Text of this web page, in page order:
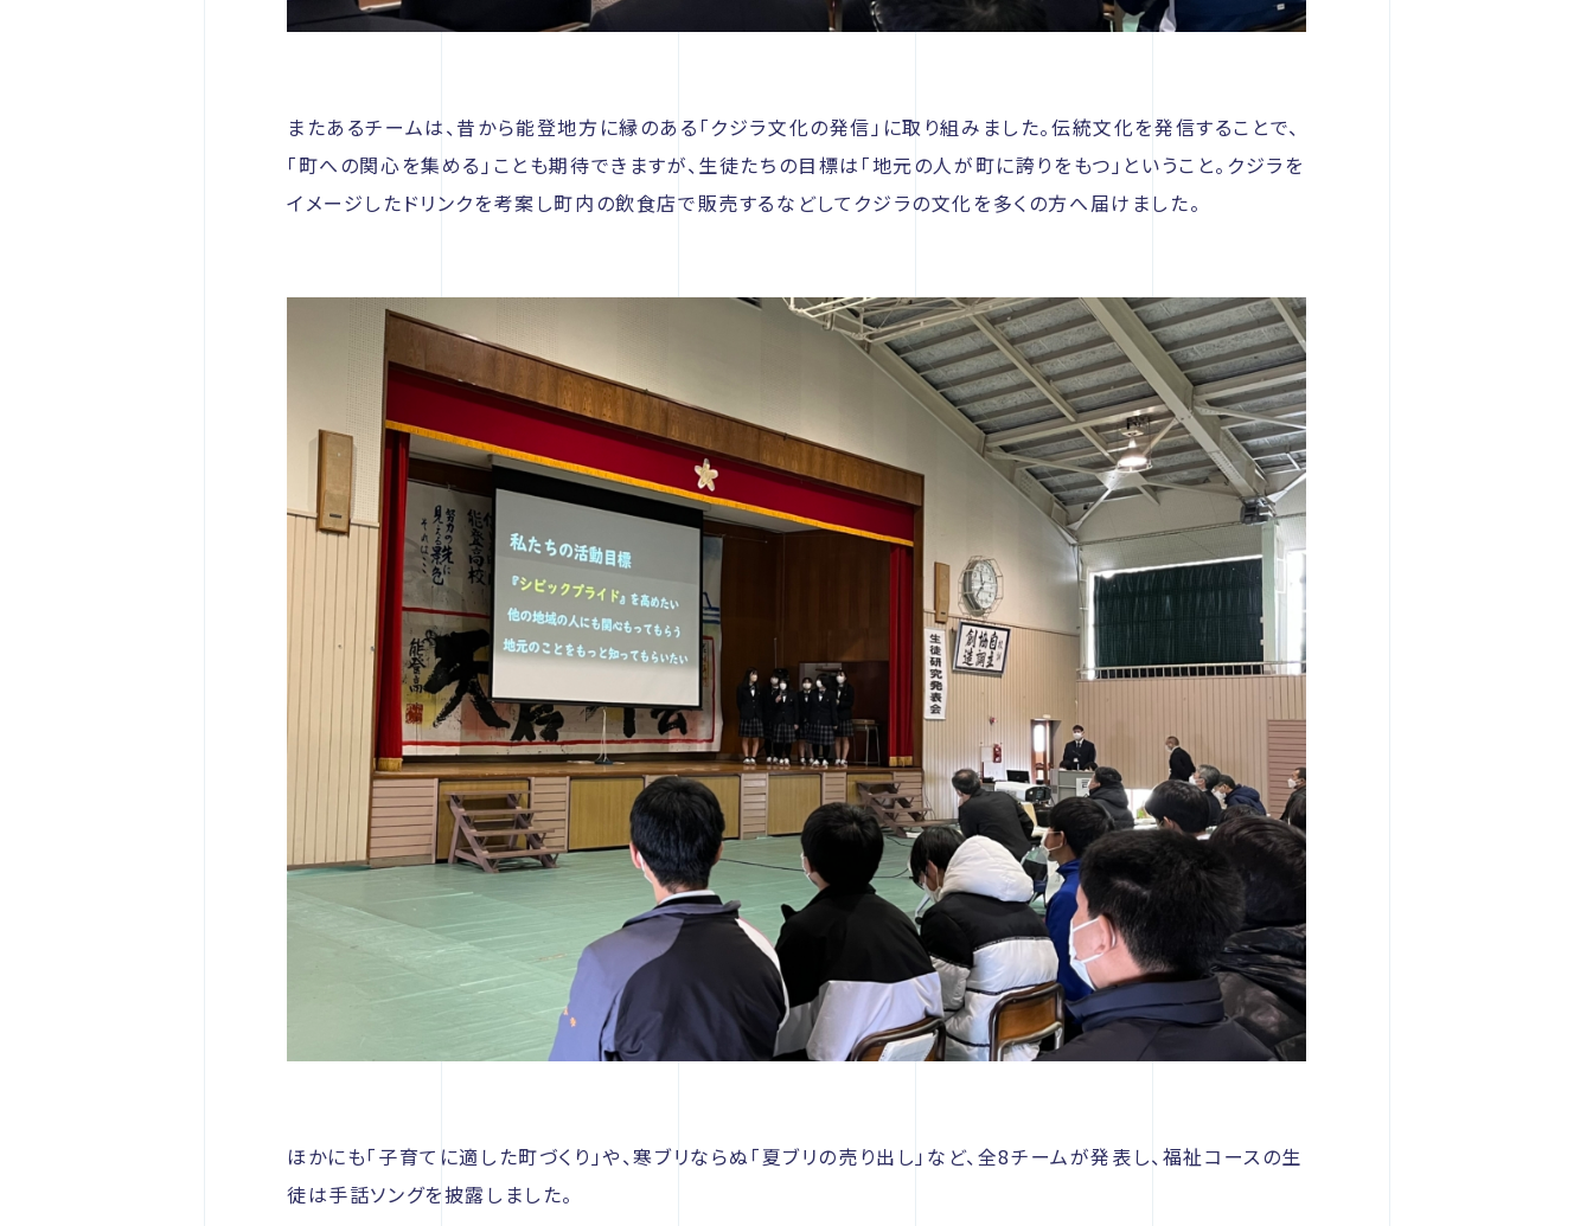
またあるチームは、昔から能登地方に縁のある「クジラ文化の発信」に取り組みました。伝統文化を発信することで、
「町への関心を集める」ことも期待できますが、生徒たちの目標は「地元の人が町に誇りをもつ」ということ。クジラを
イメージしたドリンクを考案し町内の飲食店で販売するなどしてクジラの文化を多くの方へ届けました。
ほかにも「子育てに適した町づくり」や、寒ブリならぬ「夏ブリの売り出し」など、全8チームが発表し、福祉コースの生
徒は手話ソングを披露しました。